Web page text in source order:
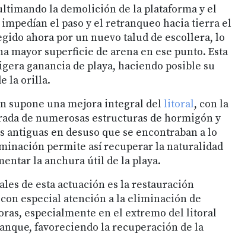
la demolición de la plataforma y el
el paso y el retranqueo hacia tierra el
ahora por un nuevo talud de escollera, lo
mayor superficie de arena en ese punto. Esta
ganancia de playa, haciendo posible su
la orilla.
supone una mejora integral del litoral, con la
de numerosas estructuras de hormigón y
antiguas en desuso que se encontraban a lo
permite así recuperar la naturalidad
la anchura útil de la playa.
de esta actuación es la restauración
especial atención a la eliminación de
especialmente en el extremo del litoral
favoreciendo la recuperación de la